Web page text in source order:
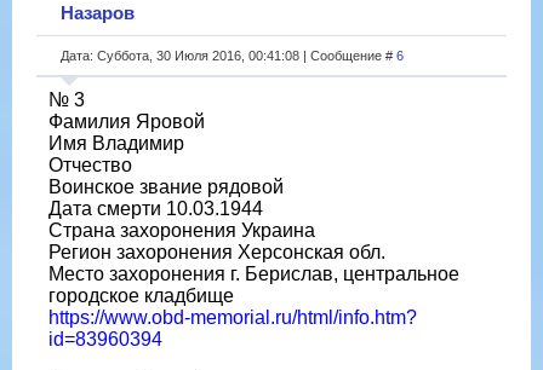
Назаров
Дата: Суббота, 30 Июля 2016, 00:41:08 | Сообщение # 6
№ 3
Фамилия Яровой
Имя Владимир
Отчество
Воинское звание рядовой
Дата смерти 10.03.1944
Страна захоронения Украина
Регион захоронения Херсонская обл.
Место захоронения г. Берислав, центральное
городское кладбище
https://www.obd-memorial.ru/html/info.htm?
id=83960394